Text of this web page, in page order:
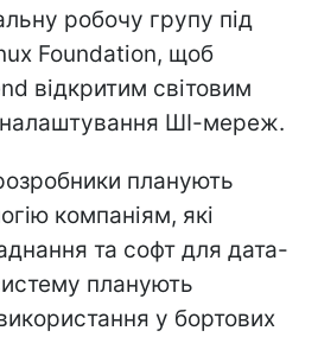
робочу групу під
Foundation, щоб
відкритим світовим
ШІ-мереж.
планують
компаніям, які
та софт для дата-
планують
у бортових